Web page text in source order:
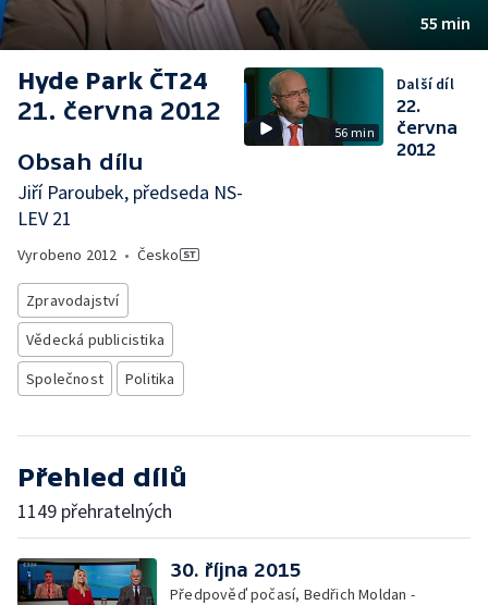
55 min
Hyde Park ČT24
21. června 2012
Obsah dílu
Jiří Paroubek, předseda NS-
LEV 21
Vyrobeno 2012 • Česko
Zpravodajství
Vědecká publicistika
Společnost
Politika
56 min
Další díl
22.
června
2012
Přehled dílů
1149 přehratelných
30. října 2015
Předpověď počasí, Bedřich Moldan -